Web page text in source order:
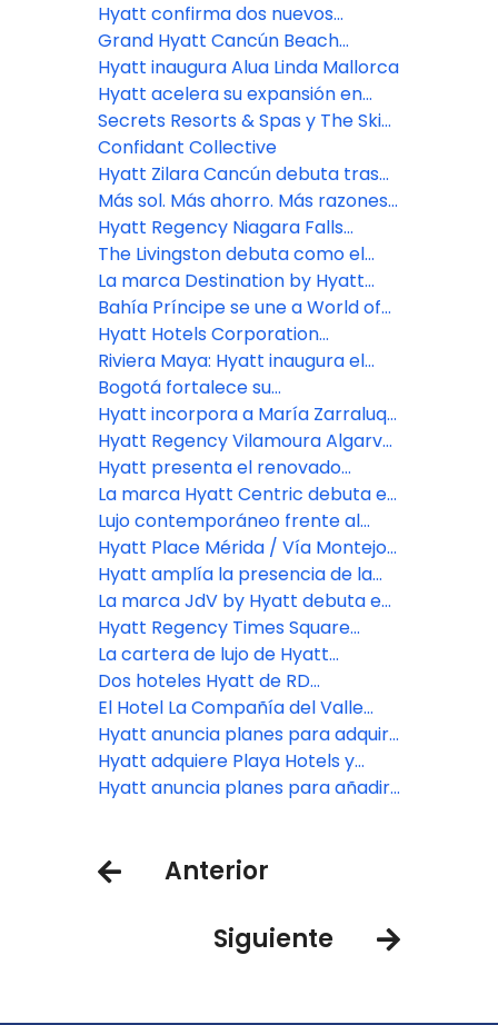
Hyatt confirma dos nuevos
resorts de lujo en México para
este año
Grand Hyatt Cancún Beach
Resort abrirá sus puertas el 17 de
noviembre de 2026
Hyatt inaugura Alua Linda Mallorca
Hyatt acelera su expansión en
Europa con nuevos proyectos
hoteleros
Secrets Resorts & Spas y The Skin
Deep lanzan una colaboración
única en su tipo enfocada en la
conexión significativa
Confidant Collective
Hyatt Zilara Cancún debuta tras
una extensa remodelación
Más sol. Más ahorro. Más razones
para viajar este verano
Hyatt Regency Niagara Falls
Fallsview abre con vistas a la
maravilla natural de las Cataratas
del Niágara
The Livingston debuta como el
primer hotel de Hyatt en Brooklyn,
Nueva York
La marca Destination by Hyatt
debuta en Portugal con la
apertura de Masana Algarve
Bahía Príncipe se une a World of
Hyatt: Ya puedes ganar puntos en
20 escapadas bañadas por el sol
Hyatt Hotels Corporation
expandirá su presencia all-
inclusive en República Dominicana
Riviera Maya: Hyatt inaugura el
primer Alila de Latinoamérica con
182 habitaciones
Bogotá fortalece su
posicionamiento como sede
regional para congresos
corporativos
Hyatt incorpora a María Zarraluqui
para liderar el crecimiento de su
Inclusive Collection a nivel global
Hyatt Regency Vilamoura Algarve
abre en la costa del Algarve
Hyatt presenta el renovado
Secrets Playa Mujeres Golf & Spa
Resort
La marca Hyatt Centric debuta en
Puerto Rico con el Hyatt Centric
San Juan Isla Verde
Lujo contemporáneo frente al
mar: Park Hyatt Cabo del Sol
Hyatt Place Mérida / Vía Montejo
celebra su gran inauguración en
Yucatán, México
Hyatt amplía la presencia de la
marca Secrets Resorts & Spas en
Cancún con la apertura del
Secrets Mirabel Cancún Resort &
Spa
La marca JdV by Hyatt debuta en
el Caribe con el Royal Beach Hotel
Punta Cana
Hyatt Regency Times Square
celebra su gran apertura tras una
transformación multimillonaria
La cartera de lujo de Hyatt
crecerá en Argentina con Casa
Duhau
Dos hoteles Hyatt de RD
premiados en los Corry Oakes
Strategic Partner
El Hotel La Compañía del Valle
abre sus puertas en el Valle de
Antón de Panamá
Hyatt anuncia planes para adquirir
Playa Hotels & Resorts N.V.,
mejorando la plataforma de todo
Hyatt adquiere Playa Hotels y
añade 8.600 cuartos
Hyatt anuncia planes para añadir
Anterior
Siguiente